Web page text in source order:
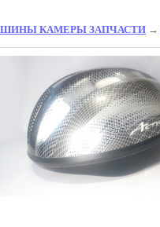
ШИНЫ КАМЕРЫ ЗАПЧАСТИ →